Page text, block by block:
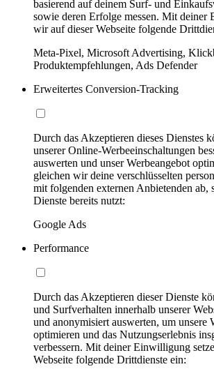
basierend auf deinem Surf- und
sowie deren Erfolge messen. Mit deiner
wir auf dieser Webseite folgende
Meta-Pixel, Microsoft Advertising,
Produktempfehlungen, Ads Defender
Erweitertes Conversion-Tracking
Durch das Akzeptieren dieses Dienstes
unserer Online-Werbeeinschaltungen
auswerten und unser Werbeangebot
gleichen wir deine verschlüsselten
mit folgenden externen Anbietenden ab,
Dienste bereits nutzt:
Google Ads
Performance
Durch das Akzeptieren dieser Dienste
und Surfverhalten innerhalb unserer
und anonymisiert auswerten, um unsere
optimieren und das Nutzungserlebnis
verbessern. Mit deiner Einwilligung
Webseite folgende Drittdienste ein: